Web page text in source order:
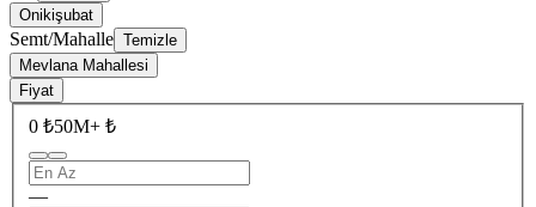
Onikişubat
Semt/Mahalle Temizle
Mevlana Mahallesi
Fiyat
0 ₺50M+ ₺
—